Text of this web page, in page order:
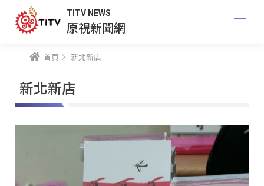
TITV NEWS
原視新聞網
首頁 新北新店
新北新店